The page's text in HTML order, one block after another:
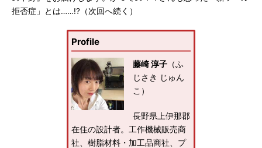
拒否症」とは……!?（次回へ続く）
Profile
藤崎 淳子 （ふ
じさき じゅん
こ）
長野県上伊那郡
在住の設計者。工作機械販売商
社、樹脂材料・加工品商社、プ